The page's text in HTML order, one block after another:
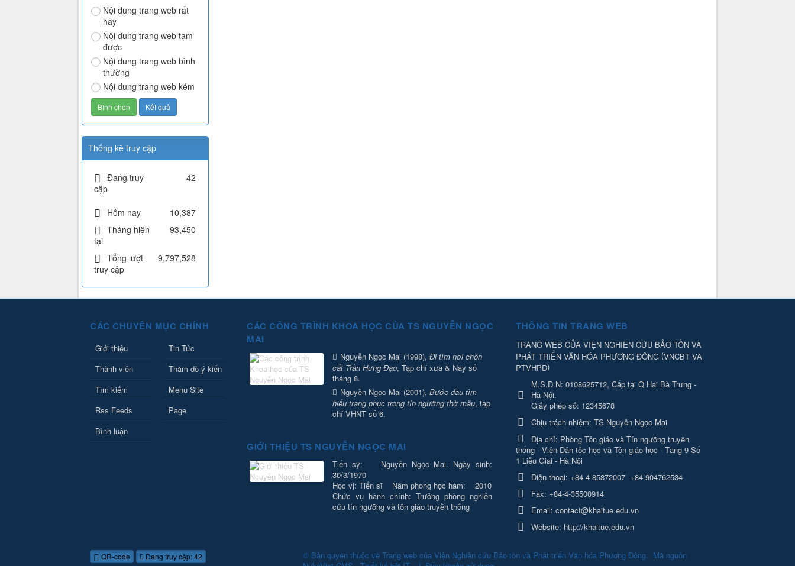
Nội dung trang web rất
hay
Nội dung trang web tạm
được
Nội dung trang web bình
thường
Nội dung trang web kém
Thống kê truy cập
Đang truy
cập
42
Hôm nay
10,387
Tháng hiện
tại
93,450
Tổng lượt
truy cập
9,797,528
CÁC CHUYÊN MỤC CHÍNH
Giới thiệu
Tin Tức
Thành viên
Thăm dò ý kiến
Tìm kiếm
Menu Site
Rss Feeds
Page
Bình luận
CÁC CÔNG TRÌNH KHOA HỌC CỦA TS NGUYỄN NGỌC
MAI
Nguyễn Ngọc Mai (1998), Đi tìm nơi chôn
cất Trần Hưng Đạo, Tạp chí xưa & Nay số
tháng 8.
Nguyễn Ngọc Mai (2001), Bước đầu tìm
hiểu trang phục trong tín ngưỡng thờ mẫu, tạp
chí VHNT số 6.
GIỚI THIỆU TS NGUYỄN NGỌC MAI
Tiến sỹ: Nguyễn Ngọc Mai. Ngày sinh:
30/3/1970
Học vị: Tiến sĩ Năm phong học hàm: 2010
Chức vụ hành chính: Trưởng phòng nghiên
cứu tín ngưỡng và tôn giáo truyền thống
THÔNG TIN TRANG WEB
TRANG WEB CỦA VIỆN NGHIÊN CỨU BẢO TỒN VÀ
PHÁT TRIỂN VĂN HÓA PHƯƠNG ĐÔNG (VNCBT VA
PTVHPD)
M.S.D.N: 0108625712, Cấp tại Q Hai Bà Trưng -
Hà Nội.
Giấy phép số: 12345678
Chịu trách nhiệm: TS Nguyễn Ngọc Mai
Địa chỉ: Phòng Tôn giáo và Tín ngưỡng truyền
thống - Viện Dân tộc học và Tôn giáo học - Tầng 9 Số
1 Liễu Giai - Hà Nội
Điện thoại: +84-4-85872007 +84-904762534
Fax: +84-4-35500914
Email: contact@khaitue.edu.vn
Website: http://khaitue.edu.vn
QR-code Đang truy cập: 42 © Bản quyền thuộc về Trang web của Viện Nghiên cứu Bảo tồn và Phát triển Văn hóa Phương Đông. Mã nguồn